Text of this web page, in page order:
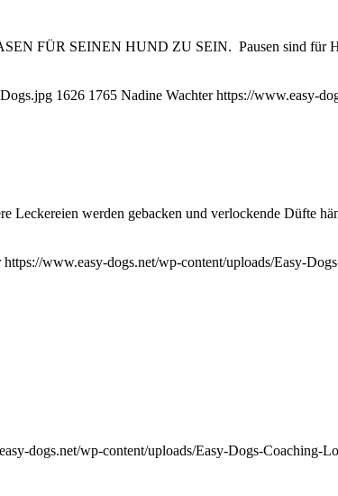
FÜR SEINEN HUND ZU SEIN. Pausen sind für
1626 1765 Nadine Wachter https://www.easy-
Leckereien werden gebacken und verlockende Düfte
https://www.easy-dogs.net/wp-content/uploads/Easy-
dogs.net/wp-content/uploads/Easy-Dogs-Coaching-